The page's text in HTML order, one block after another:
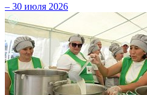
– 30 июля 2026